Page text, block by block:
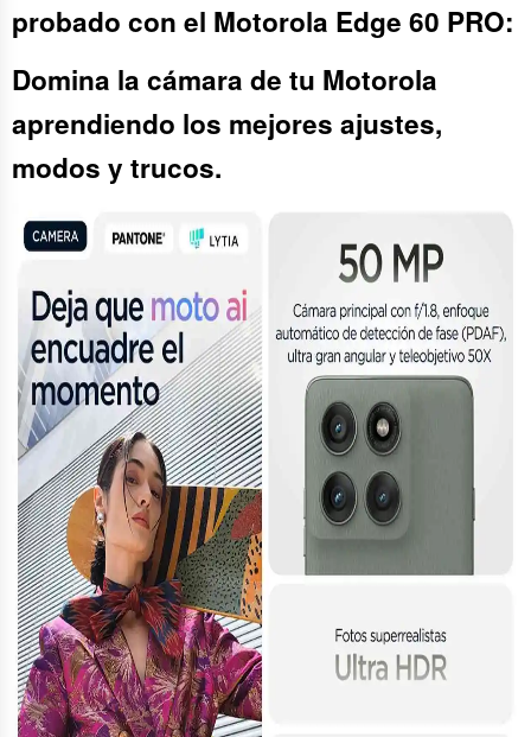
probado con el Motorola Edge 60 PRO:
Domina la cámara de tu Motorola
aprendiendo los mejores ajustes,
modos y trucos.